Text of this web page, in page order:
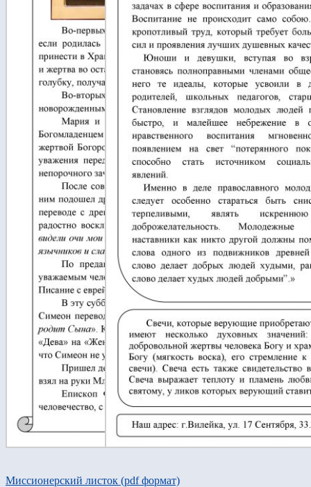
Миссионерский листок (pdf формат)